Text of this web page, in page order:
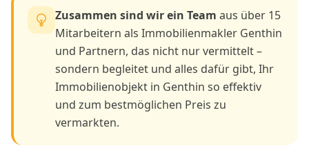
Zusammen sind wir ein Team aus über 15
Mitarbeitern als Immobilienmakler Genthin
und Partnern, das nicht nur vermittelt –
sondern begleitet und alles dafür gibt, Ihr
Immobilienobjekt in Genthin so effektiv
und zum bestmöglichen Preis zu
vermarkten.